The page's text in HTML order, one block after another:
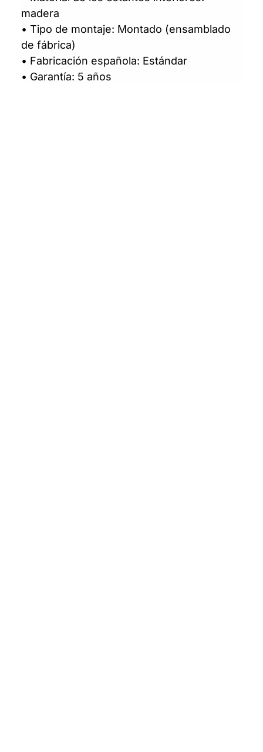
madera
• Tipo de montaje: Montado (ensamblado
de fábrica)
• Fabricación española: Estándar
• Garantía: 5 años